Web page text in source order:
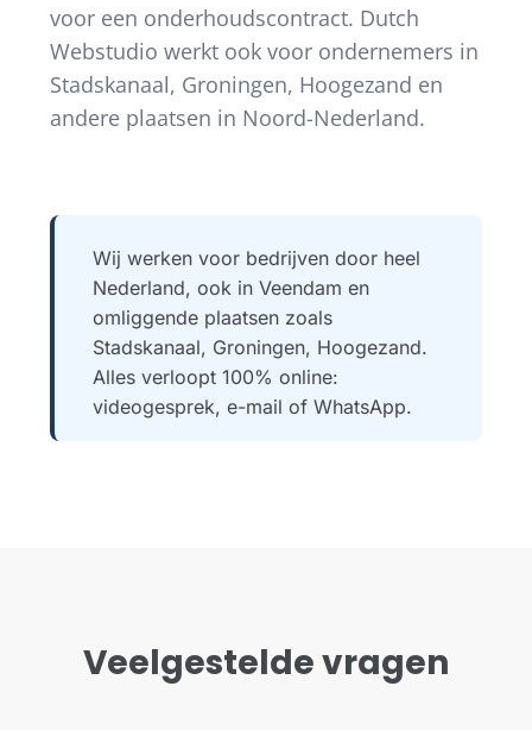
voor een onderhoudscontract. Dutch
Webstudio werkt ook voor ondernemers in
Stadskanaal, Groningen, Hoogezand en
andere plaatsen in Noord-Nederland.
Wij werken voor bedrijven door heel
Nederland, ook in Veendam en
omliggende plaatsen zoals
Stadskanaal, Groningen, Hoogezand.
Alles verloopt 100% online:
videogesprek, e-mail of WhatsApp.
Veelgestelde vragen